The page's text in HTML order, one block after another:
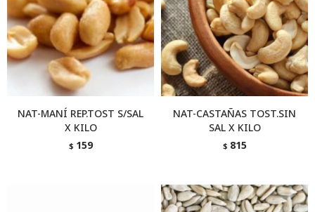
NAT-MANÍ REP.TOST S/SAL
X KILO
$ 159
NAT-CASTAÑAS TOST.SIN
SAL X KILO
$ 815